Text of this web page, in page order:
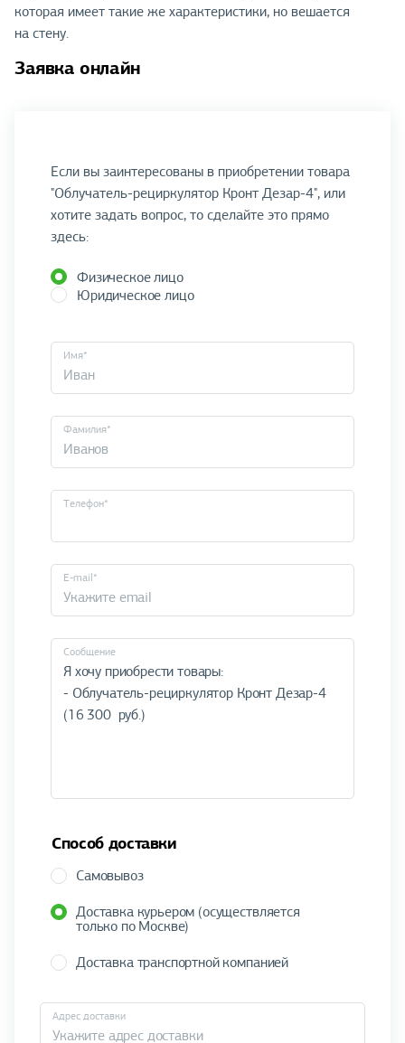
которая имеет такие же характеристики, но вешается
на стену.
Заявка онлайн
Если вы заинтересованы в приобретении товара
"Облучатель-рециркулятор Кронт Дезар-4", или
хотите задать вопрос, то сделайте это прямо
здесь:
Физическое лицо
Юридическое лицо
Имя*
Фамилия*
Телефон*
E-mail*
Cообщение
Способ доставки
Самовывоз
Доставка курьером (осуществляется
только по Москве)
Доставка транспортной компанией
Адрес доставки